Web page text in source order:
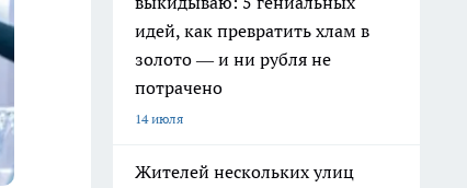
идей, как превратить хлам в
золото — и ни рубля не
потрачено
14 июля
Жителей нескольких улиц